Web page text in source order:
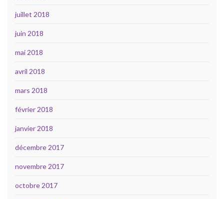
juillet 2018
juin 2018
mai 2018
avril 2018
mars 2018
février 2018
janvier 2018
décembre 2017
novembre 2017
octobre 2017